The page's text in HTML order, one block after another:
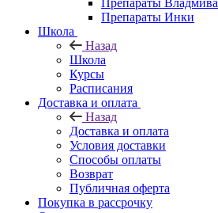
Препараты Владмива
Препараты Инки
Школа
Назад
Школа
Курсы
Расписания
Доставка и оплата
Назад
Доставка и оплата
Условия доставки
Способы оплаты
Возврат
Публичная оферта
Покупка в рассрочку